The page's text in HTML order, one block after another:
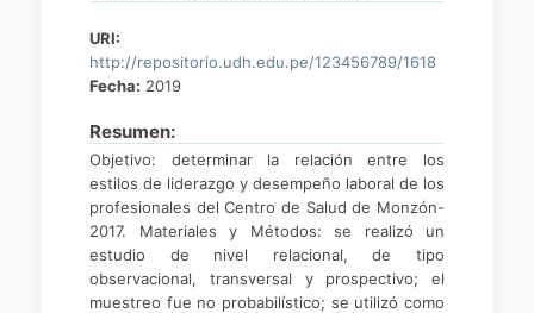
URI:
http://repositorio.udh.edu.pe/123456789/1618
Fecha: 2019
Resumen:
Objetivo: determinar la relación entre los
estilos de liderazgo y desempeño laboral de los
profesionales del Centro de Salud de Monzón-
2017. Materiales y Métodos: se realizó un
estudio de nivel relacional, de tipo
observacional, transversal y prospectivo; el
muestreo fue no probabilístico; se utilizó como